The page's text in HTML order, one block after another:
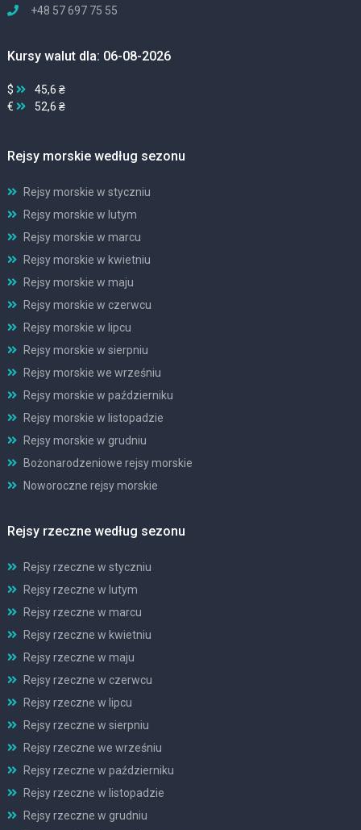
+48 57 697 75 55
Kursy walut dla: 06-08-2026
$
45,6 ₴
€
52,6 ₴
Rejsy morskie według sezonu
Rejsy morskie w styczniu
Rejsy morskie w lutym
Rejsy morskie w marcu
Rejsy morskie w kwietniu
Rejsy morskie w maju
Rejsy morskie w czerwcu
Rejsy morskie w lipcu
Rejsy morskie w sierpniu
Rejsy morskie we wrześniu
Rejsy morskie w październiku
Rejsy morskie w listopadzie
Rejsy morskie w grudniu
Bożonarodzeniowe rejsy morskie
Noworoczne rejsy morskie
Rejsy rzeczne według sezonu
Rejsy rzeczne w styczniu
Rejsy rzeczne w lutym
Rejsy rzeczne w marcu
Rejsy rzeczne w kwietniu
Rejsy rzeczne w maju
Rejsy rzeczne w czerwcu
Rejsy rzeczne w lipcu
Rejsy rzeczne w sierpniu
Rejsy rzeczne we wrześniu
Rejsy rzeczne w październiku
Rejsy rzeczne w listopadzie
Rejsy rzeczne w grudniu